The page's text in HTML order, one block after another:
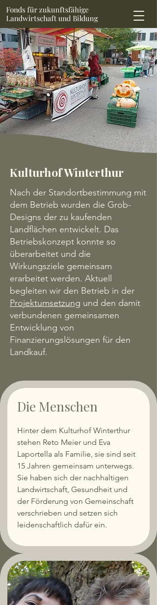
Kulturhof Winterthur
Nach der Standortbestimmung mit
dem Betrieb wurden die Grob-
Designs der zu kaufenden
Landflächen entwickelt. Das
Betriebskonzept konnte so
überarbeitet und die
Wirkungsziele gemeinsam
erarbeitet werden. Aktuell
begleiten wir den Betrieb in der
Projektumsetzung und den damit
verbundenen gemeinsamen
Entwicklung von
Finanzierungslösungen für den
Landkauf.
Die Menschen
Hinter dem Kulturhof Winterthur
stehen Reto Meier und Eva
Laportella als Familie, sie sind seit
15 Jahren gemeinsam unterwegs.
Sie haben sich der nachhaltigen
Landwirtschaft, Gesundheit und
der Förderung von Gemeinschaft
verschrieben und setzen sich
leidenschaftlich dafür ein.